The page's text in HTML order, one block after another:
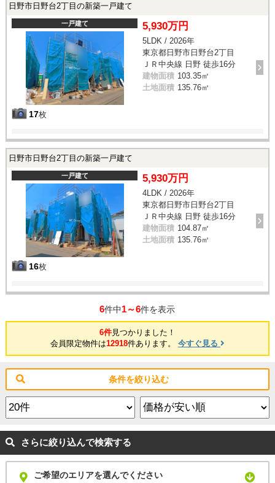
日野市日野台2丁目の新築一戸建て
一戸建て
17枚
5,930万円
5LDK / 2026年
東京都日野市日野台2丁目
ＪＲ中央線 日野 徒歩16分
建物面積 103.35㎡
土地面積 135.76㎡
日野市日野台2丁目の新築一戸建て
一戸建て
16枚
5,930万円
4LDK / 2026年
東京都日野市日野台2丁目
ＪＲ中央線 日野 徒歩16分
建物面積 104.87㎡
土地面積 135.76㎡
6件中1～6件を表示
6件見つかりました！
会員限定物件は12918件あります。 今すぐ見る
条件を絞り込む
さらに絞り込んで検索する
ご希望のエリアを選んでください